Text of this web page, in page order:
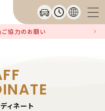
ご協力のお願い
ィネート